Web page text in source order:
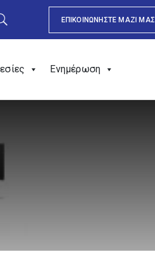
ΕΠΙΚΟΙΝΩΝΗΣΤΕ ΜΑΖΙ ΜΑΣ
Ενημέρωση